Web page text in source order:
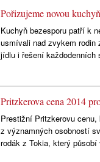
Pořizujeme novou kuchyň
Kuchyň bezesporu patří k
usmívali nad zvykem
jídlu i řešení
Pritzkerova cena 2014
Prestižní Pritzkerovu cenu,
z významných osobností
rodák z Tokia, který